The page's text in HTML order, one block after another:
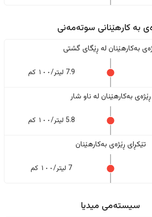
به کارهێنانی سوتەمەنی
بەکارهێنان له ڕێگای گشتی
7.9 لیتر/١٠٠ کم
ڕێژەى بەکارهێنان له ناو شار
5.8 لیتر/١٠٠ کم
تێکڕای ڕێژەى بەکارهێنان
7 لیتر/١٠٠ کم
سیستەمی میدیا